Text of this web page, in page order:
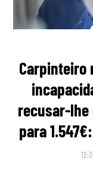
Carpinteiro
recusar-lhe
para